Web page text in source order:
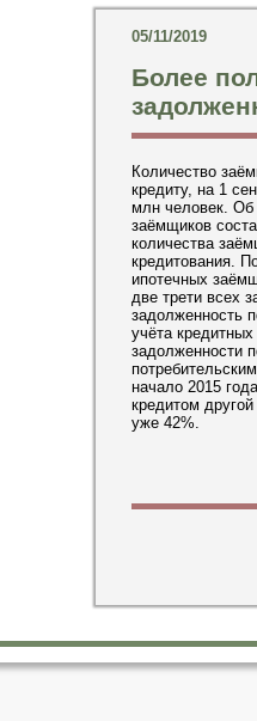
05/11/2019
Более
Количество
кредиту, на 1
млн человек. Об
заёмщиков
количества
кредитования.
ипотечных
две трети всех
задолженность
учёта
задолженности
начало 2015
кредитом
уже 42%.